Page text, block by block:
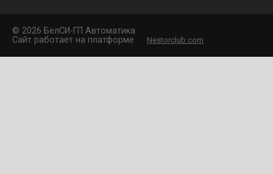
© 2026 БелCИ-ГП Автоматика
Сайт работает на платформе
Nestorclub.com